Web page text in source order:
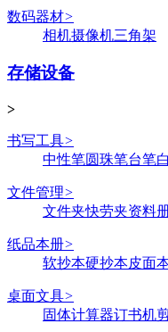
数码器材>
相机摄像机三角架
存储设备
>
书写工具>
中性笔圆珠笔台笔
文件管理>
文件夹快劳夹资料
纸品本册>
软抄本硬抄本皮面
桌面文具>
固体计算器订书机